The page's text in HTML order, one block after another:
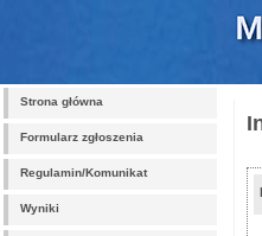
Strona główna
Formularz zgłoszenia
Regulamin/Komunikat
Wyniki